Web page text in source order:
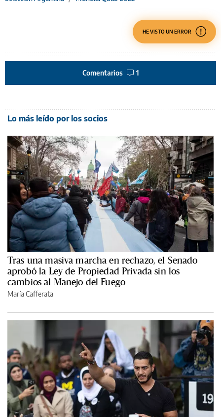
HE VISTO UN ERROR
Comentarios 1
Lo más leído por los socios
Tras una masiva marcha en rechazo, el Senado
aprobó la Ley de Propiedad Privada sin los
cambios al Manejo del Fuego
María Cafferata